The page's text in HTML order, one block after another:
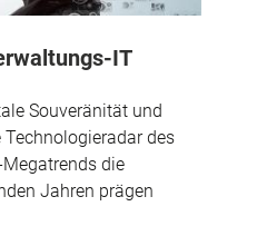
IT
Souveränität und
Technologieradar des
Megatrends die
Jahren prägen